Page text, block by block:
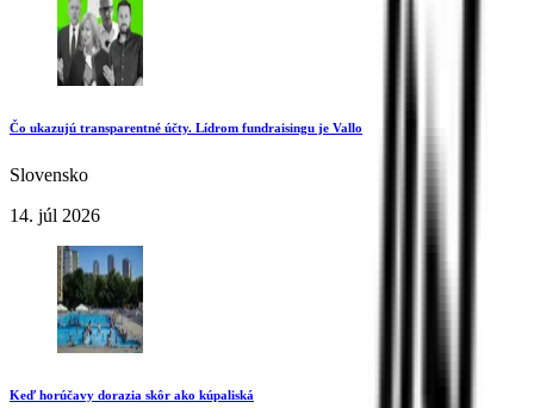
Čo ukazujú transparentné účty. Lídrom fundraisingu je Vallo
Slovensko
14. júl 2026
Keď horúčavy dorazia skôr ako kúpaliská